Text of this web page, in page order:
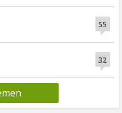
55
32